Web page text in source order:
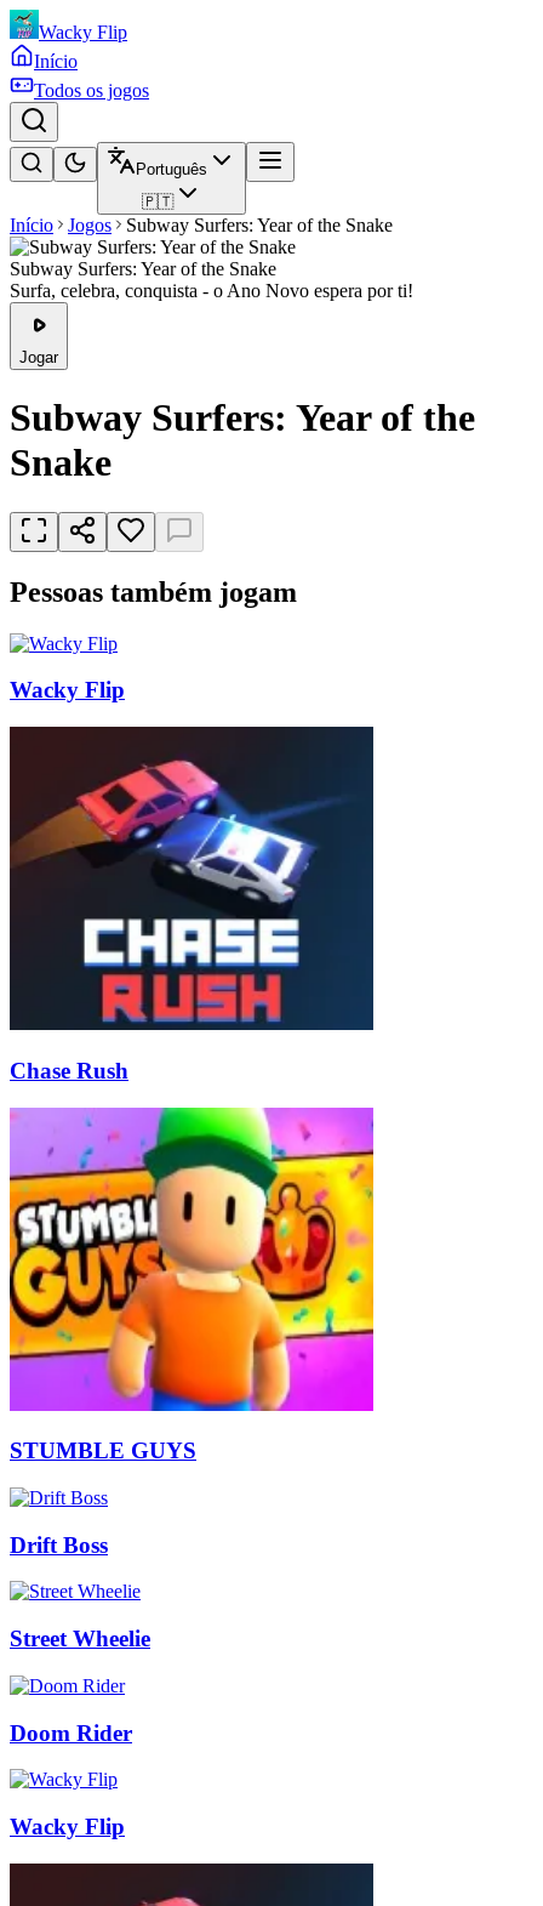
Wacky Flip
Início
Todos os jogos
Português
🇵🇹
Início Jogos Subway Surfers: Year of the Snake
Subway Surfers: Year of the Snake
Surfa, celebra, conquista - o Ano Novo espera por ti!
Jogar
Subway Surfers: Year of the
Snake
Pessoas também jogam
Wacky Flip
Chase Rush
STUMBLE GUYS
Drift Boss
Street Wheelie
Doom Rider
Wacky Flip